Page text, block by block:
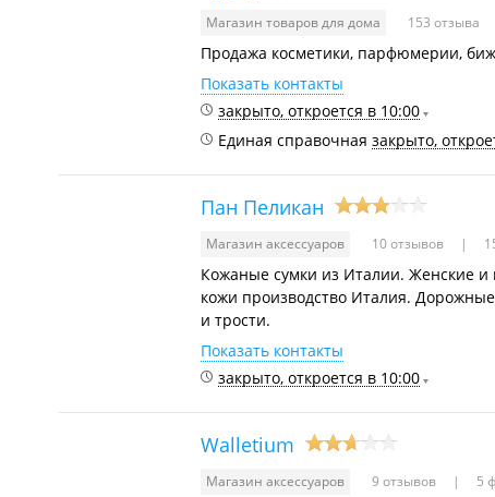
Магазин товаров для дома 153 отзыва
Продажа косметики, парфюмерии,
Показать контакты
закрыто, откроется в 10:00
Единая справочная закрыто,
Пан Пеликан
Магазин аксессуаров 10 отзывов
Кожаные сумки из Италии. Женские и
кожи производство Италия.
и трости.
Показать контакты
закрыто, откроется в 10:00
Walletium
Магазин аксессуаров 9 отзывов 5